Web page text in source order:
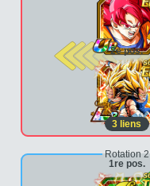
2e pos.
3 liens
Rotation 2
1re pos.